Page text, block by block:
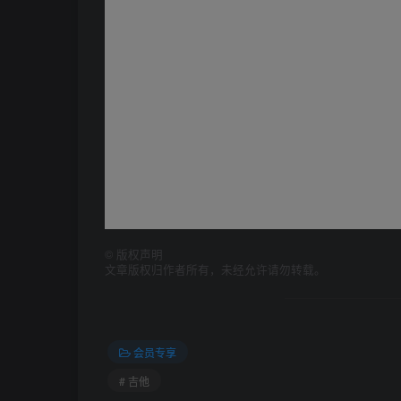
版权声明
文章版权归作者所有，未经允许请勿转载。
会员专享
# 吉他